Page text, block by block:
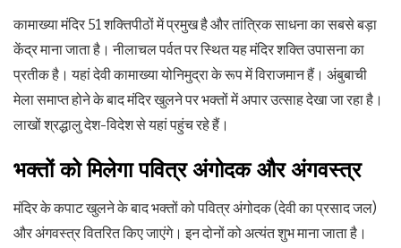
कामाख्या मंदिर 51 शक्तिपीठों में प्रमुख है और तांत्रिक साधना का सबसे बड़ा
केंद्र माना जाता है। नीलाचल पर्वत पर स्थित यह मंदिर शक्ति उपासना का
प्रतीक है। यहां देवी कामाख्या योनिमुद्रा के रूप में विराजमान हैं। अंबुबाची
मेला समाप्त होने के बाद मंदिर खुलने पर भक्तों में अपार उत्साह देखा जा रहा है।
लाखों श्रद्धालु देश-विदेश से यहां पहुंच रहे हैं।
भक्तों को मिलेगा पवित्र अंगोदक और अंगवस्त्र
मंदिर के कपाट खुलने के बाद भक्तों को पवित्र अंगोदक (देवी का प्रसाद जल)
और अंगवस्त्र वितरित किए जाएंगे। इन दोनों को अत्यंत शुभ माना जाता है।